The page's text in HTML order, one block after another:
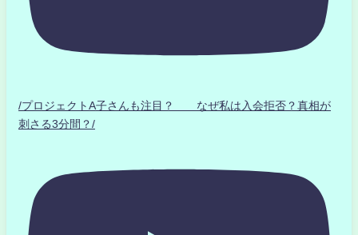
/プロジェクトA子さんも注目？ なぜ私は入会拒否？真相が
刺さる3分間？/